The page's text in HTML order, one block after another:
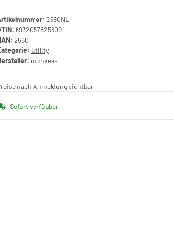
2560NL
6932057825609
2560
Utility
munkees
nach Anmeldung sichtbar
Sofort verfügbar